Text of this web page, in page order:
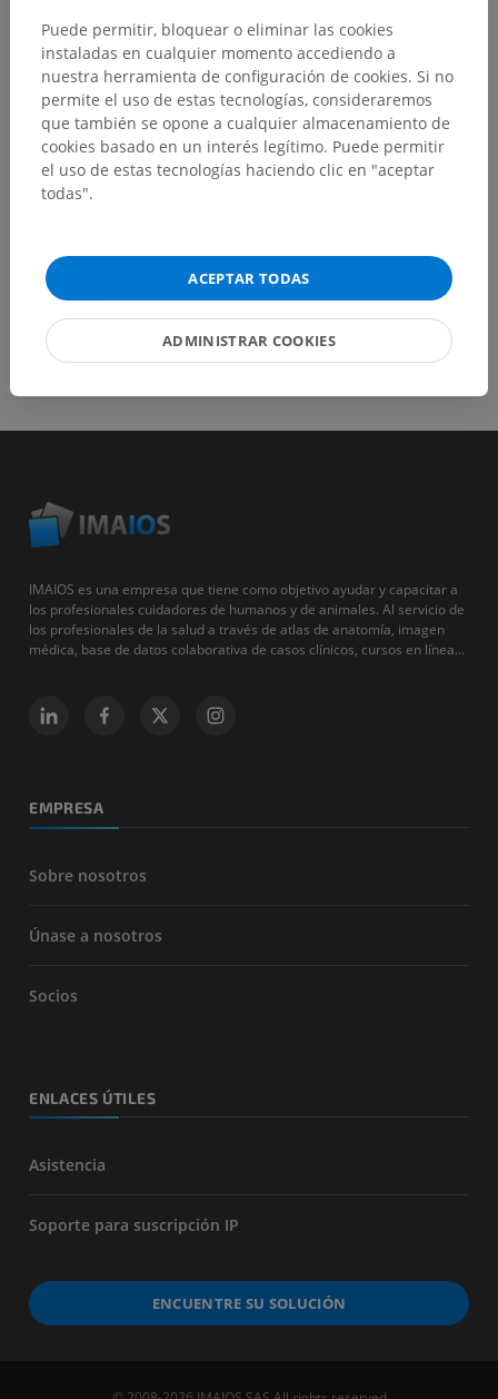
No dude en sugerir una corrección, traducción o
mejora de contenido.
Reportar un error
DESCARGAR LA APLICACIÓN
IMAIOS es una empresa que tiene como objetivo ayudar y capacitar a
los profesionales cuidadores de humanos y de animales. Al servicio de
los profesionales de la salud a través de atlas de anatomía, imagen
médica, base de datos colaborativa de casos clínicos, cursos en línea...
EMPRESA
Sobre nosotros
Únase a nosotros
Socios
ENLACES ÚTILES
Asistencia
Soporte para suscripción IP
ENCUENTRE SU SOLUCIÓN
Puede permitir, bloquear o eliminar las cookies
instaladas en cualquier momento accediendo a
nuestra herramienta de configuración de cookies. Si no
permite el uso de estas tecnologías, consideraremos
que también se opone a cualquier almacenamiento de
cookies basado en un interés legítimo. Puede permitir
el uso de estas tecnologías haciendo clic en "aceptar
todas".
ACEPTAR TODAS
ADMINISTRAR COOKIES